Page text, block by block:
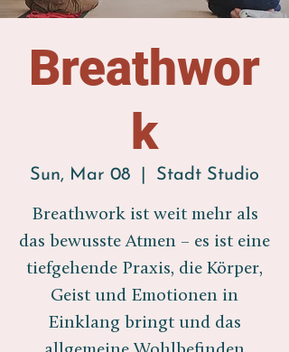
Breathwor
k
Sun, Mar 08 Stadt Studio
Breathwork ist weit mehr als
das bewusste Atmen – es ist eine
tiefgehende Praxis, die Körper,
Geist und Emotionen in
Einklang bringt und das